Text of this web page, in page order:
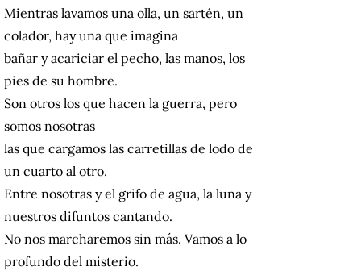
Mientras lavamos una olla, un sartén, un
colador, hay una que imagina
bañar y acariciar el pecho, las manos, los
pies de su hombre.
Son otros los que hacen la guerra, pero
somos nosotras
las que cargamos las carretillas de lodo de
un cuarto al otro.
Entre nosotras y el grifo de agua, la luna y
nuestros difuntos cantando.
No nos marcharemos sin más. Vamos a lo
profundo del misterio.